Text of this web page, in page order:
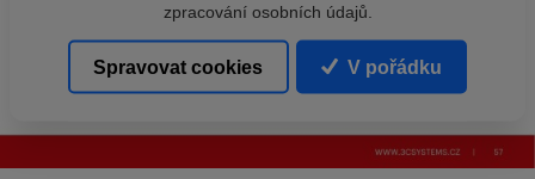
zpracování osobních údajů.
Spravovat cookies V pořádku